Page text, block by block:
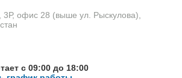
3Р, офис 28 (выше ул. Рыскулова),
с 09:00 до 18:00